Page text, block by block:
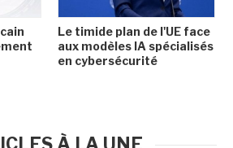
Le timide plan de l'UE face
aux modèles IA spécialisés
en cybersécurité